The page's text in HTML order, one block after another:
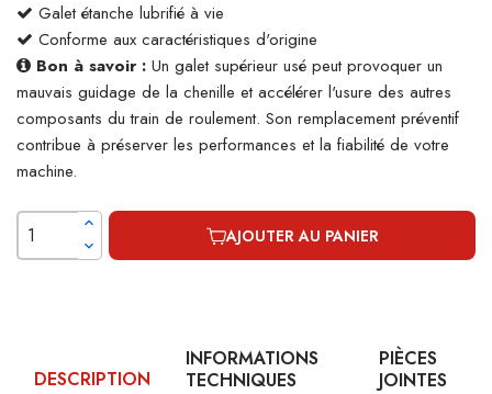
Galet étanche lubrifié à vie
Conforme aux caractéristiques d'origine
Bon à savoir : Un galet supérieur usé peut provoquer un
mauvais guidage de la chenille et accélérer l'usure des autres
composants du train de roulement. Son remplacement préventif
contribue à préserver les performances et la fiabilité de votre
machine.
AJOUTER AU PANIER
DESCRIPTION
INFORMATIONS
TECHNIQUES
PIÈCES
JOINTES